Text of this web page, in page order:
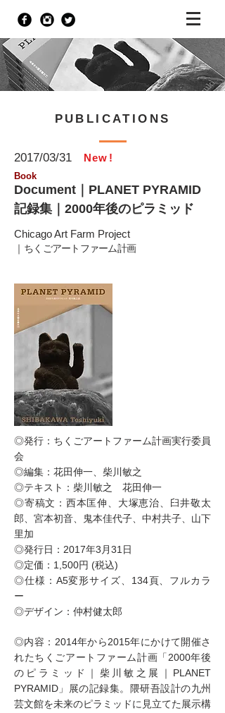
PUBLICATIONS
2017/03/31 New !
Book
Document｜PLANET PYRAMID
記録集｜2000年後のピラミッド
Chicago Art Farm Project
｜ ちくごアートファーム計画
◎発行：ちくごアートファーム計画実行委員
会
◎編集：花田伸一、柴川敏之
◎テキスト：柴川敏之 花田伸一
◎寄稿文：西本匡伸、大塚恵治、臼井敬太
郎、宮本初音、鬼本佳代子、中村共子、山下
里加
◎発行日：2017年3月31日
◎定価：1,500円 (税込)
◎仕様：A5変形サイズ、134頁、フルカラ
ー
◎デザイン：仲村健太郎
◎内容：2014年から2015年にかけて開催さ
れたちくごアートファーム計画「2000年後
のピラミッド｜柴川敏之展｜PLANET
PYRAMID」展の記録集。隈研吾設計の九州
芸文館を未来のピラミッドに見立てた展示構